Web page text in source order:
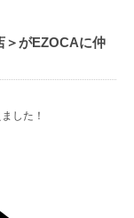
＞がEZOCAに仲
した！